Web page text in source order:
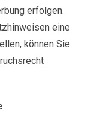
erfolgen.
eine
können Sie